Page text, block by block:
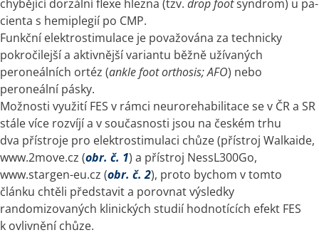
chybějící dorzální flexe hlezna (tzv. drop foot syndrom) u pa­
cienta s hemiplegií po CMP.
Funkční elektrostimulace je považována za technicky
pokročilejší a aktivnější variantu běžně užívaných
peroneálních ortéz (ankle foot orthosis; AFO) nebo
peroneální pásky.
Možnosti využití FES v rámci neurorehabilitace se v ČR a SR
stále více rozvíjí a v současnosti jsou na českém trhu
dva přístroje pro elektrostimulaci chůze (přístroj Walkaide,
www.2move.cz (obr. č. 1) a přístroj NessL300Go,
www.stargen-eu.cz (obr. č. 2), proto bychom v tomto
článku chtěli představit a porovnat výsledky
randomizovaných klinických studií hodnotících efekt FES
k ovlivnění chůze.